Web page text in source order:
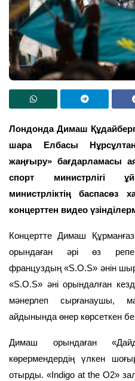
Лондонда Димаш
шара Елбасы
жаңғыру» бағдарламасы
спорт министрлігі
министрліктің
концерттен видео
Концертте Димаш
орындаған әрі өз
француздың «S.O.S» әнін
«S.O.S» әні орындалған
мәнерлеп сырғанаушы,
айдынында өнер көрсеткен
Димаш орындаған
көрермендердің үлкен
отырды. «Indigo at the O2»